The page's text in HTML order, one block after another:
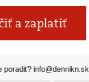
Dokončiť a zaplatiť
poradiť? info@dennikn.sk